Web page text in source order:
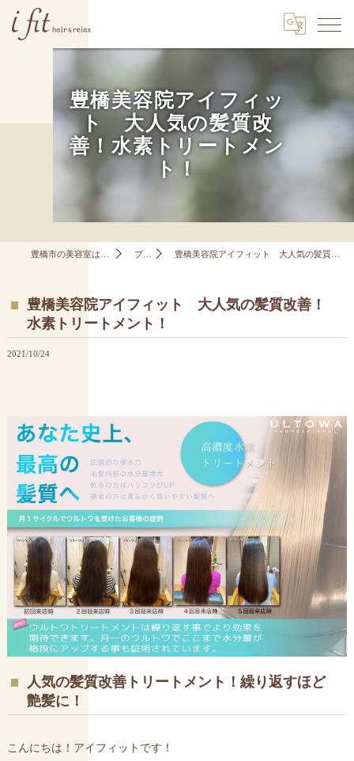
豊橋美容院アイフィッ
ト 大人気の髪質改
善！水素トリートメン
ト！
ブログ 豊橋美容院アイフィット 大人気の髪質改善！水素トリートメント！
豊橋美容院アイフィット 大人気の髪質改善！
水素トリートメント！
2021/10/24
人気の髪質改善トリートメント！繰り返すほど
艶髪に！
こんにちは！アイフィットです！